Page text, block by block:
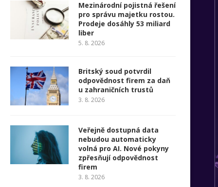
Mezinárodní pojistná řešení
pro správu majetku rostou.
Prodeje dosáhly 53 miliard
liber
5. 8. 2026
Britský soud potvrdil
odpovědnost firem za daň
u zahraničních trustů
3. 8. 2026
Veřejně dostupná data
nebudou automaticky
volná pro AI. Nové pokyny
zpřesňují odpovědnost
firem
3. 8. 2026